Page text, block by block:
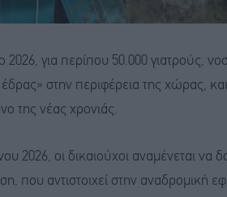
2026, για περίπου 50.000 γιατρούς,
στην περιφέρεια της χώρας,
της νέας χρονιάς.
2026, οι δικαιούχοι αναμένεται να
που αντιστοιχεί στην αναδρομική